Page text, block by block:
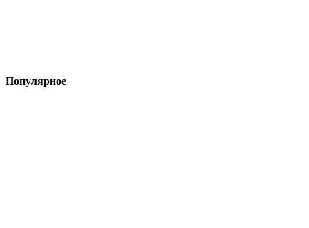
Популярное